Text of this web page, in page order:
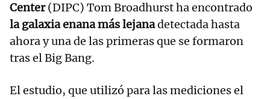
Center(DIPC) Tom Broadhurst ha encontrado
la galaxia enana más lejanadetectada hasta
ahora y una de las primeras que se formaron
tras el Big Bang.
El estudio, que utilizó para las mediciones el